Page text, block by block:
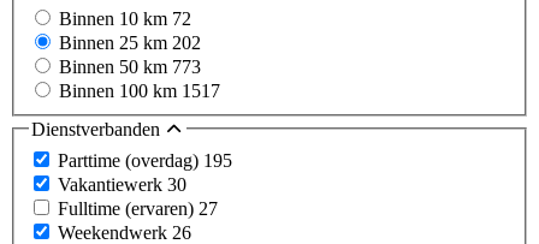
Binnen 10 km 72
Binnen 25 km 202
Binnen 50 km 773
Binnen 100 km 1517
Dienstverbanden
Parttime (overdag) 195
Vakantiewerk 30
Fulltime (ervaren) 27
Weekendwerk 26